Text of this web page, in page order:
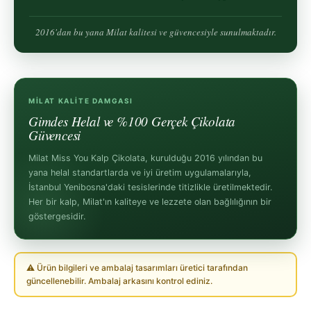
2016'dan bu yana Milat kalitesi ve güvencesiyle sunulmaktadır.
MILAT KALITE DAMGASI
Gimdes Helal ve %100 Gerçek Çikolata
Güvencesi
Milat Miss You Kalp Çikolata, kurulduğu 2016 yılından bu
yana helal standartlarda ve iyi üretim uygulamalarıyla,
İstanbul Yenibosna'daki tesislerinde titizlikle üretilmektedir.
Her bir kalp, Milat'ın kaliteye ve lezzete olan bağlılığının bir
göstergesidir.
⚠ Ürün bilgileri ve ambalaj tasarımları üretici tarafından
güncellenebilir. Ambalaj arkasını kontrol ediniz.